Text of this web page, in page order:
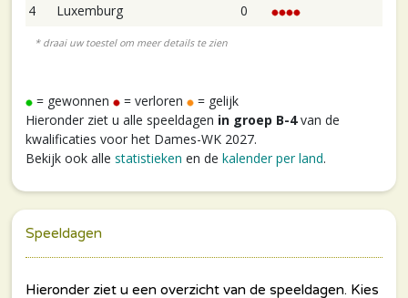
4
Luxemburg 0
= gewonnen = verloren
= gelijk
Hieronder ziet u alle speeldagen in groep B-4van de
kwalificaties voor het Dames-WK 2027.
Bekijk ook alle statistieken en de kalender per land.
Speeldagen